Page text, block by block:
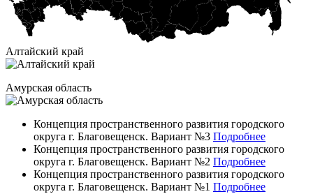
Алтайский край
Амурская область
Концепция пространственного развития городского
округа г. Благовещенск. Вариант №3 Подробнее
Концепция пространственного развития городского
округа г. Благовещенск. Вариант №2 Подробнее
Концепция пространственного развития городского
округа г. Благовещенск. Вариант №1 Подробнее